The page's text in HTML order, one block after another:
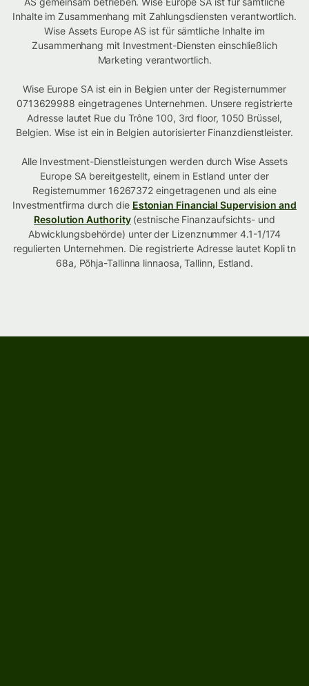
Inhalte im Zusammenhang mit Zahlungsdiensten verantwortlich.
Wise Assets Europe AS ist für sämtliche Inhalte im
Zusammenhang mit Investment-Diensten einschließlich
Marketing verantwortlich.
Wise Europe SA ist ein in Belgien unter der Registernummer
0713629988 eingetragenes Unternehmen. Unsere registrierte
Adresse lautet Rue du Trône 100, 3rd floor, 1050 Brüssel,
Belgien. Wise ist ein in Belgien autorisierter Finanzdienstleister.
Alle Investment-Dienstleistungen werden durch Wise Assets
Europe SA bereitgestellt, einem in Estland unter der
Registernummer 16267372 eingetragenen und als eine
Investmentfirma durch die Estonian Financial Supervision and
Resolution Authority(estnische Finanzaufsichts- und
Abwicklungsbehörde) unter der Lizenznummer 4.1-1/174
regulierten Unternehmen. Die registrierte Adresse lautet Kopli tn
68a, Põhja-Tallinna linnaosa, Tallinn, Estland.